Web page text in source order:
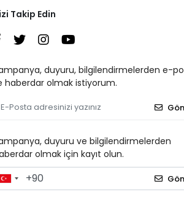
Takip Edin
duyuru, bilgilendirmelerden e-
haberdar olmak istiyorum.
duyuru ve bilgilendirmelerden
olmak için kayıt olun.